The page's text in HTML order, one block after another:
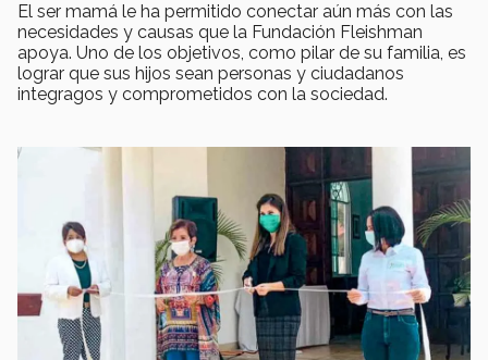
El ser mamá le ha permitido conectar aún más con las
necesidades y causas que la Fundación Fleishman
apoya. Uno de los objetivos, como pilar de su familia, es
lograr que sus hijos sean personas y ciudadanos
integragos y comprometidos con la sociedad.